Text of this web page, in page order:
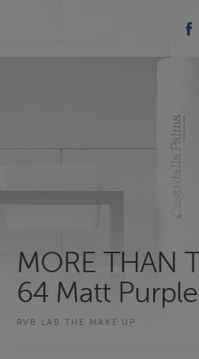
MORE THAN
64 Matt Purple
RVB LAB THE MAKE UP